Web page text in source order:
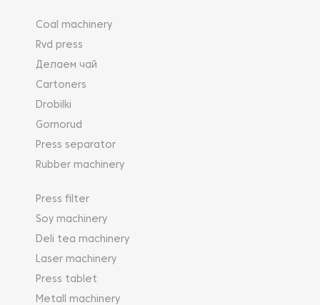
Coal machinery
Rvd press
Делаем чай
Cartoners
Drobilki
Gornorud
Press separator
Rubber machinery
Press filter
Soy machinery
Deli tea machinery
Laser machinery
Press tablet
Metall machinery